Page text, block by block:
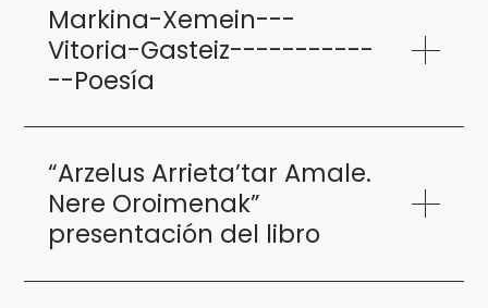
Markina-Xemein---
Vitoria-Gasteiz-----------
--Poesía
“Arzelus Arrieta’tar Amale.
Nere Oroimenak”
presentación del libro